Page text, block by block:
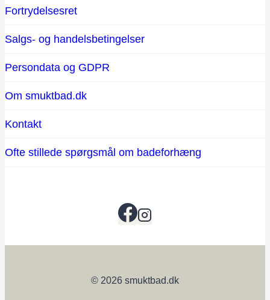
Fortrydelsesret
Salgs- og handelsbetingelser
Persondata og GDPR
Om smuktbad.dk
Kontakt
Ofte stillede spørgsmål om badeforhæng
© 2026 smuktbad.dk